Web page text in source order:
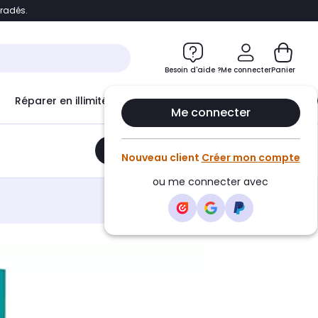
Accéder directement au chatbot
Besoin d'aide ?Me connecter
Me connecter
Nouveau client Créer mon compte
ou me connecter avec
Panier
Réparer en illimité avec Le Club Infinity
Ajouter au panier